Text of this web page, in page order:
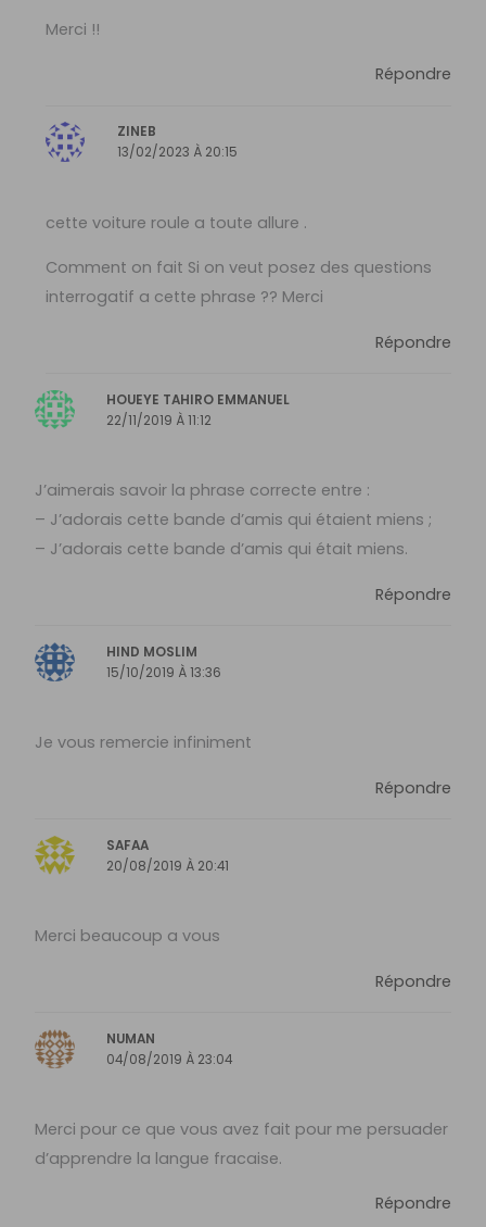
Merci !!
Répondre
ZINEB
13/02/2023 À 20:15
cette voiture roule a toute allure .
Comment on fait Si on veut posez des questions
interrogatif a cette phrase ?? Merci
Répondre
HOUEYE TAHIRO EMMANUEL
22/11/2019 À 11:12
J’aimerais savoir la phrase correcte entre :
– J’adorais cette bande d’amis qui étaient miens ;
– J’adorais cette bande d’amis qui était miens.
Répondre
HIND MOSLIM
15/10/2019 À 13:36
Je vous remercie infiniment
Répondre
SAFAA
20/08/2019 À 20:41
Merci beaucoup a vous
Répondre
NUMAN
04/08/2019 À 23:04
Merci pour ce que vous avez fait pour me persuader
d’apprendre la langue fracaise.
Répondre